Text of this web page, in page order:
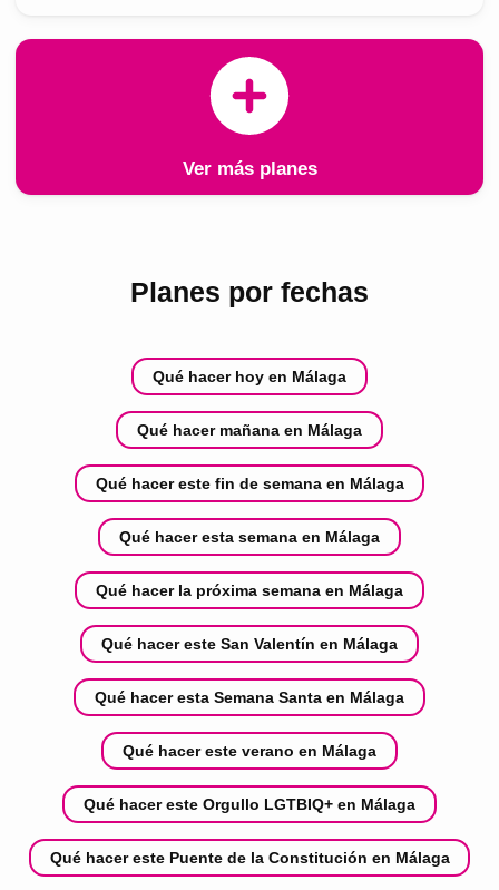
Ver más planes
Planes por fechas
Qué hacer hoy en Málaga
Qué hacer mañana en Málaga
Qué hacer este fin de semana en Málaga
Qué hacer esta semana en Málaga
Qué hacer la próxima semana en Málaga
Qué hacer este San Valentín en Málaga
Qué hacer esta Semana Santa en Málaga
Qué hacer este verano en Málaga
Qué hacer este Orgullo LGTBIQ+ en Málaga
Qué hacer este Puente de la Constitución en Málaga